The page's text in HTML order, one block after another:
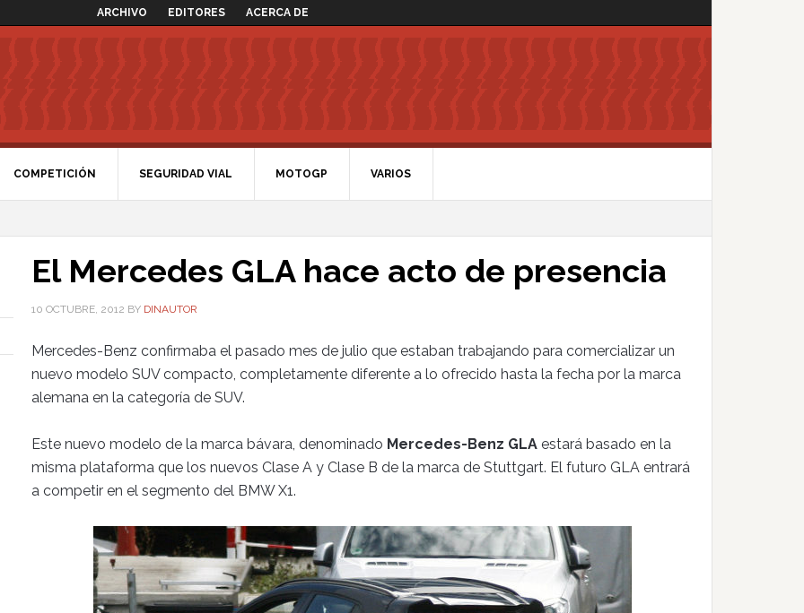
ARCHIVO EDITORES ACERCA DE
COMPETICIÓN SEGURIDAD VIAL MOTOGP VARIOS
El Mercedes GLA hace acto de presencia
10 OCTUBRE, 2012 BY DINAUTOR
Mercedes-Benz confirmaba el pasado mes de julio que estaban trabajando para comercializar un
nuevo modelo SUV compacto, completamente diferente a lo ofrecido hasta la fecha por la marca
alemana en la categoría de SUV.
Este nuevo modelo de la marca bávara, denominado Mercedes-Benz GLA estará basado en la
misma plataforma que los nuevos Clase A y Clase B de la marca de Stuttgart. El futuro GLA entrará
a competir en el segmento del BMW X1.